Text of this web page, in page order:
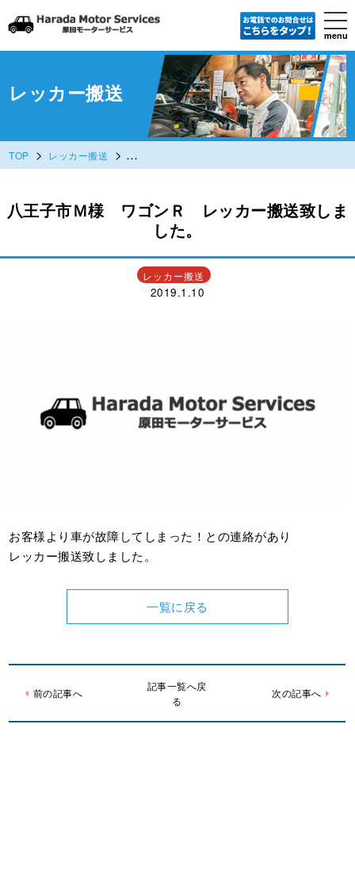
Skip
content
menu
レッカー搬送
TOP > レッカー搬送 > 八王子市Ｍ様 ワゴンＲ レッカー搬送致しまし
八王子市Ｍ様 ワゴンＲ レッカー搬送致しま
した。
レッカー搬送
2019.1.10
お客様より車が故障してしまった！との連絡があり
レッカー搬送致しました。
一覧に戻る
前の記事へ
記事一覧へ戻
る
次の記事へ